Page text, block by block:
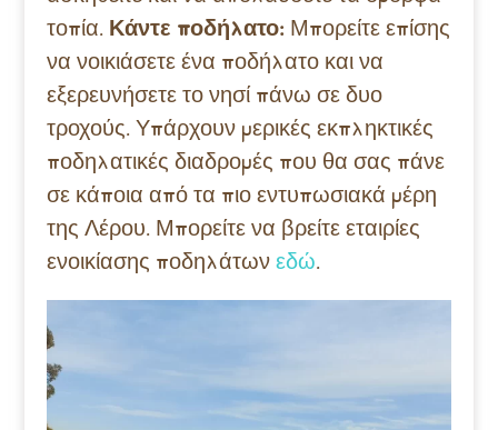
τοπία. Κάντε ποδήλατο: Μπορείτε επίσης
να νοικιάσετε ένα ποδήλατο και να
εξερευνήσετε το νησί πάνω σε δυο
τροχούς. Υπάρχουν μερικές εκπληκτικές
ποδηλατικές διαδρομές που θα σας πάνε
σε κάποια από τα πιο εντυπωσιακά μέρη
της Λέρου. Μπορείτε να βρείτε εταιρίες
ενοικίασης ποδηλάτωνεδώ.